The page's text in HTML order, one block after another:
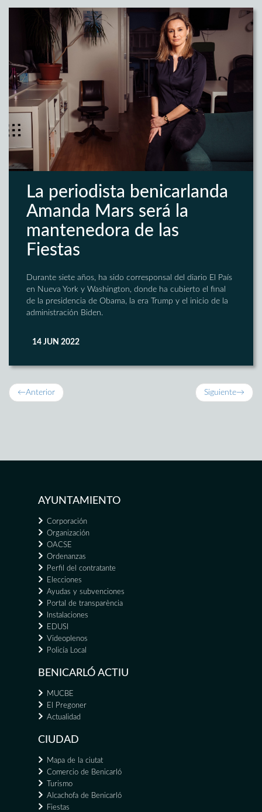
La periodista benicarlanda
Amanda Mars será la
mantenedora de las
Fiestas
Durante siete años, ha sido corresponsal del diario El País
en Nueva York y Washington, donde ha cubierto el final
de la presidencia de Obama, la era Trump y el inicio de la
administración Biden.
14 JUN 2022
←Anterior Siguiente→
AYUNTAMIENTO
Corporación
Organización
OACSE
Ordenanzas
Perfil del contratante
Elecciones
Ayudas y subvenciones
Portal de transparència
Instalaciones
EDUSI
Videoplenos
Policía Local
BENICARLÓ ACTIU
MUCBE
El Pregoner
Actualidad
CIUDAD
Mapa de la ciutat
Comercio de Benicarló
Turismo
Alcachofa de Benicarló
Fiestas